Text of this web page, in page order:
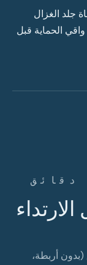
جلد الغزال
الحماية قبل
أربطة،